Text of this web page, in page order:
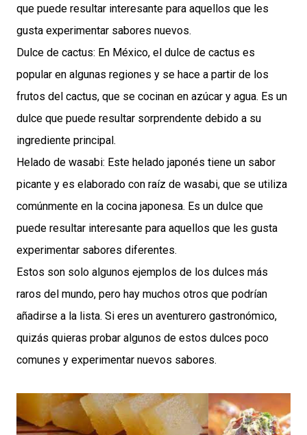
que puede resultar interesante para aquellos que les
gusta experimentar sabores nuevos.
Dulce de cactus: En México, el dulce de cactus es
popular en algunas regiones y se hace a partir de los
frutos del cactus, que se cocinan en azúcar y agua. Es un
dulce que puede resultar sorprendente debido a su
ingrediente principal.
Helado de wasabi: Este helado japonés tiene un sabor
picante y es elaborado con raíz de wasabi, que se utiliza
comúnmente en la cocina japonesa. Es un dulce que
puede resultar interesante para aquellos que les gusta
experimentar sabores diferentes.
Estos son solo algunos ejemplos de los dulces más
raros del mundo, pero hay muchos otros que podrían
añadirse a la lista. Si eres un aventurero gastronómico,
quizás quieras probar algunos de estos dulces poco
comunes y experimentar nuevos sabores.